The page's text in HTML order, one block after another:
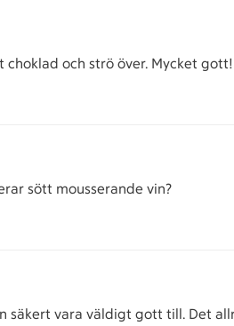
choklad och strö över. Mycket gott!
sött mousserande vin?
säkert vara väldigt gott till. Det